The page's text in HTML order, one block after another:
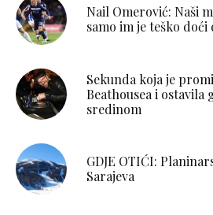
Nail Omerović: Naši
samo im je teško doći
Sekunda koja je
Beathousea i ostavila
sredinom
GDJE OTIĆI:
Sarajeva